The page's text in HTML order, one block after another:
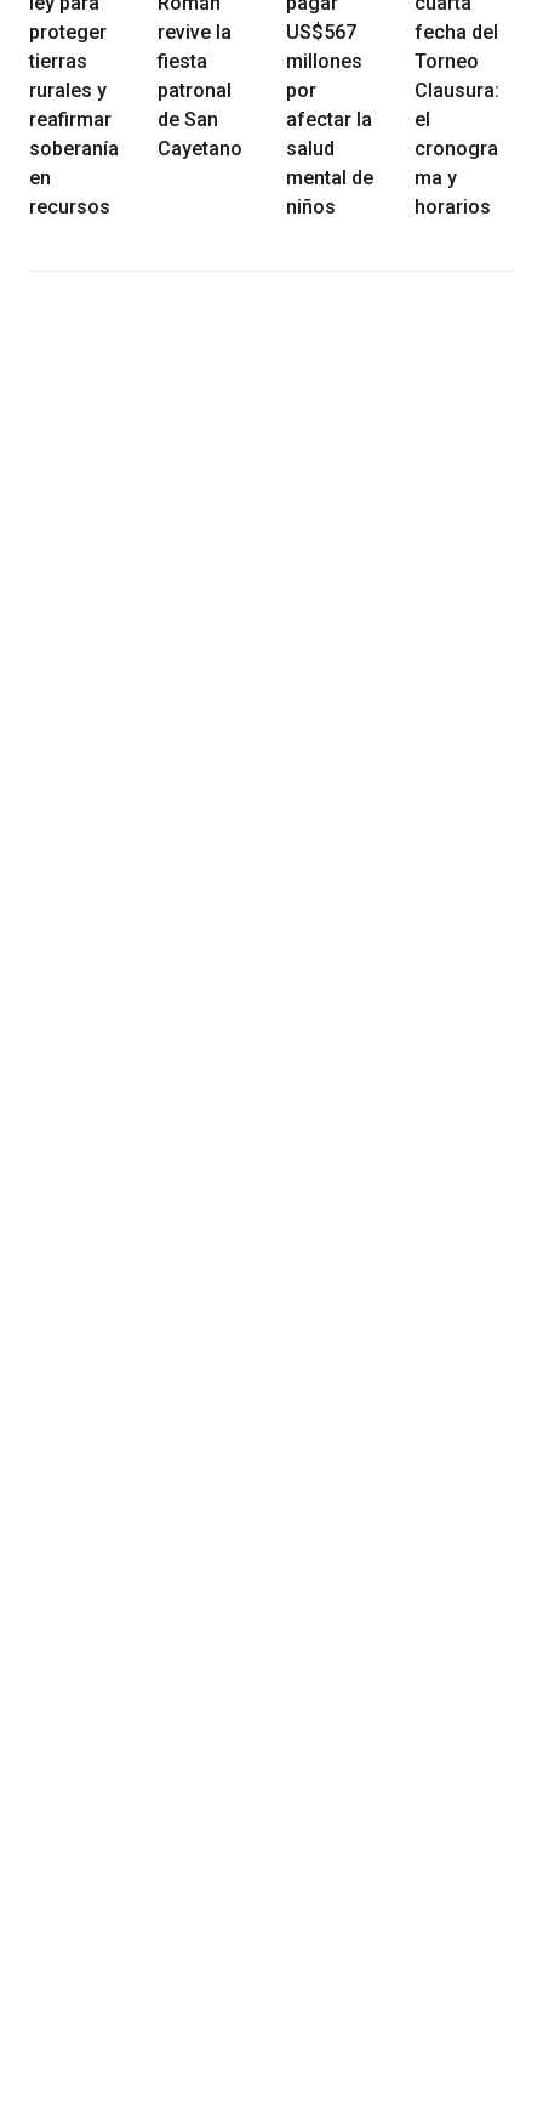
proteger
tierras
rurales y
reafirmar
soberanía
en
recursos
revive la
fiesta
patronal
de San
Cayetano
US$567
millones
por
afectar la
salud
mental de
niños
fecha del
Torneo
Clausura:
el
cronogra
ma y
horarios